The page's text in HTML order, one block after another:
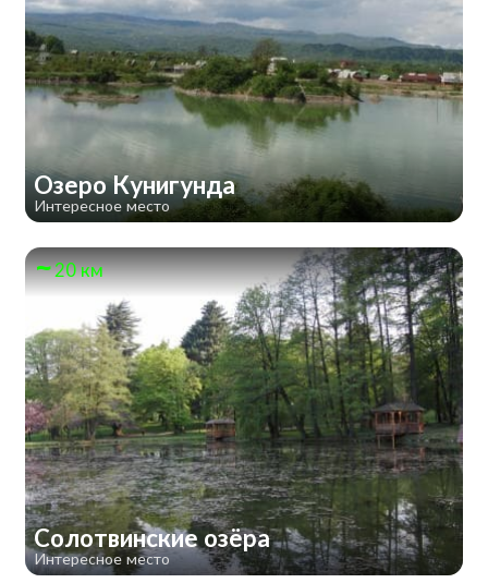
Озеро Кунигунда
Интересное место
20 км
Солотвинские озёра
Интересное место